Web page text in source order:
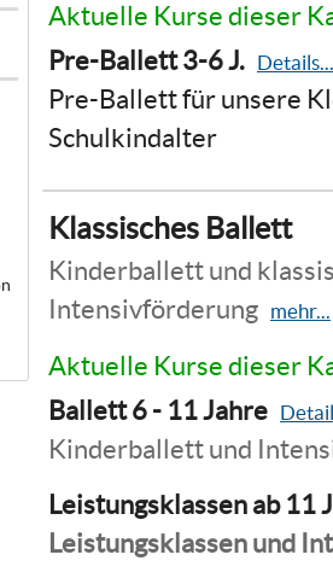
Aktuelle Kurse dieser
Pre-Ballett 3-6 J. Details...
Pre-Ballett für unsere
Schulkindalter
Klassisches Ballett
Kinderballett und
Intensivförderung mehr...
Aktuelle Kurse dieser
Ballett 6 - 11 Jahre
Kinderballett und
Leistungsklassen ab 11
Leistungsklassen und